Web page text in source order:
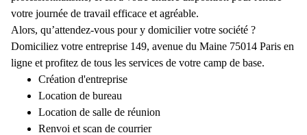
votre journée de travail efficace et agréable.
Alors, qu’attendez-vous pour y domicilier votre société ?
Domiciliez votre entreprise 149, avenue du Maine 75014 Paris en
ligne et profitez de tous les services de votre camp de base.
Création d'entreprise
Location de bureau
Location de salle de réunion
Renvoi et scan de courrier